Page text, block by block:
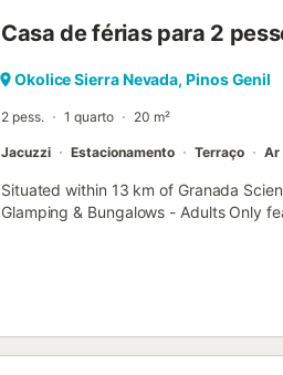
Casa de férias para 2
Okolice Sierra Nevada, Pinos Genil
2 pess. 1 quarto 20 m²
Jacuzzi Estacionamento Terraço Ar
Situated within 13 km of Granada
Glamping & Bungalows - Adults Only